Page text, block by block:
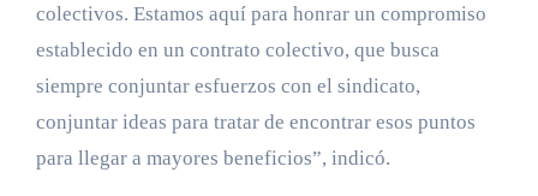
colectivos. Estamos aquí para honrar un compromiso
establecido en un contrato colectivo, que busca
siempre conjuntar esfuerzos con el sindicato,
conjuntar ideas para tratar de encontrar esos puntos
para llegar a mayores beneficios”, indicó.